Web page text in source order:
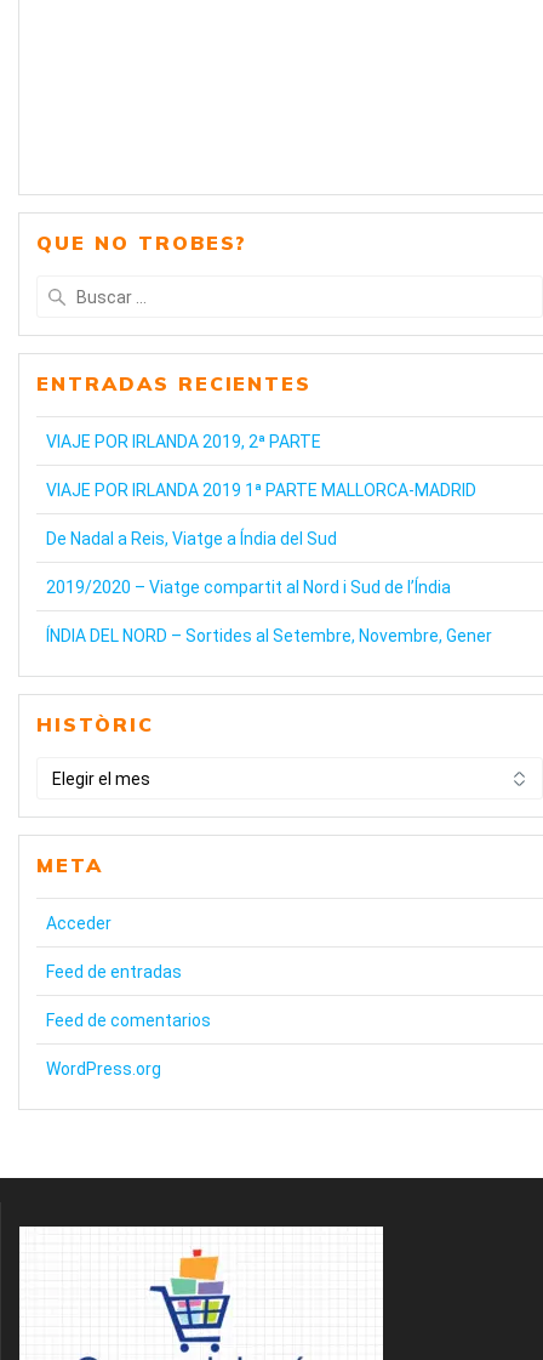
QUE NO TROBES?
Buscar:
ENTRADAS RECIENTES
VIAJE POR IRLANDA 2019, 2ª PARTE
VIAJE POR IRLANDA 2019 1ª PARTE MALLORCA-MADRID
De Nadal a Reis, Viatge a Índia del Sud
2019/2020 – Viatge compartit al Nord i Sud de l’Índia
ÍNDIA DEL NORD – Sortides al Setembre, Novembre, Gener
HISTÒRIC
HISTÒRIC
META
Acceder
Feed de entradas
Feed de comentarios
WordPress.org